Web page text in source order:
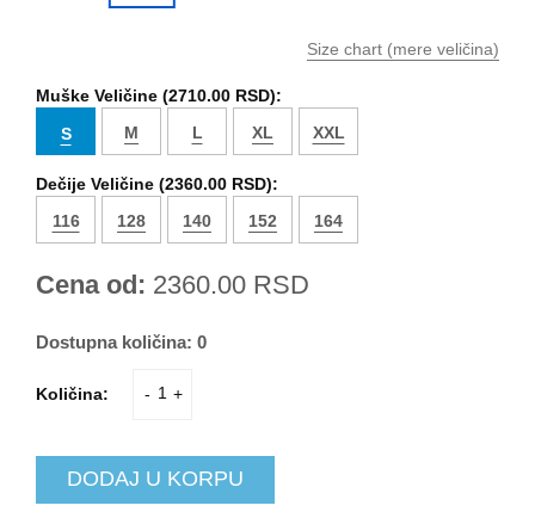
Size chart (mere veličina)
Muške Veličine (2710.00 RSD):
S
M L XL XXL
Dečije Veličine (2360.00 RSD):
116
128 140 152 164
Cena od: 2360.00 RSD
Dostupna količina: 0
Količina: - +
DODAJ U KORPU